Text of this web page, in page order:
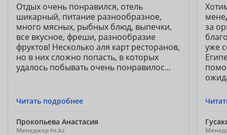
Отдых очень понравился, отель
шикарный, питание разнообразное,
много мясных, рыбных блюд, выпечки,
все вкусное, фреши, разнообразие
фруктов! Несколько аля карт ресторанов,
но в них сложно попасть, в которых
удалось побывать очень понравилос...
Читать подробнее
Прокопьева Анастасия
Менеджер ht.kz
за
уже